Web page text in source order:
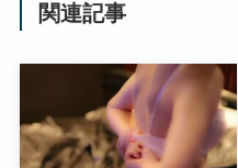
関連記事